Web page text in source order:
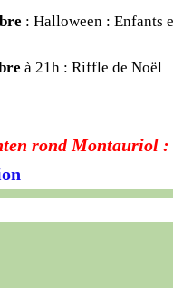
: Halloween : Enfants
à 21h : Riffle de Noël
rond Montauriol :